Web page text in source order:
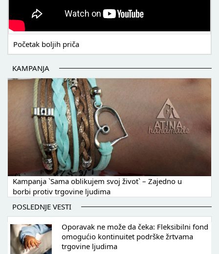
Početak boljih priča
KAMPANJA
Kampanja `Sama oblikujem svoj život` – Zajedno u
borbi protiv trgovine ljudima
POSLEDNJE VESTI
Oporavak ne može da čeka: Fleksibilni fond
omogućio kontinuitet podrške žrtvama
trgovine ljudima